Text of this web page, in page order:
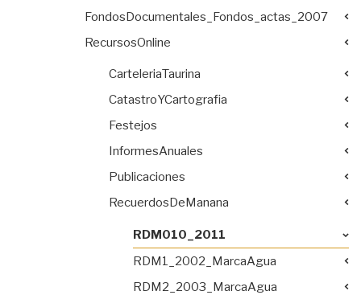
FondosDocumentales_Fondos_actas_2007
RecursosOnline
CarteleriaTaurina
CatastroYCartografia
Festejos
InformesAnuales
Publicaciones
RecuerdosDeManana
RDM010_2011
RDM1_2002_MarcaAgua
RDM2_2003_MarcaAgua